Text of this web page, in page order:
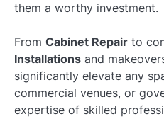
them a worthy investment.
From Cabinet Repair to
Installations and
significantly elevate any
commercial venues, or
expertise of skilled